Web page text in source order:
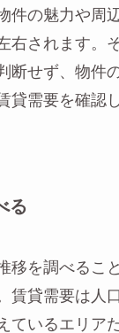
件の魅力や周
右されます。
断せず、物件
貸需要を確認
る
移を調べるこ
賃貸需要は人
ているエリア